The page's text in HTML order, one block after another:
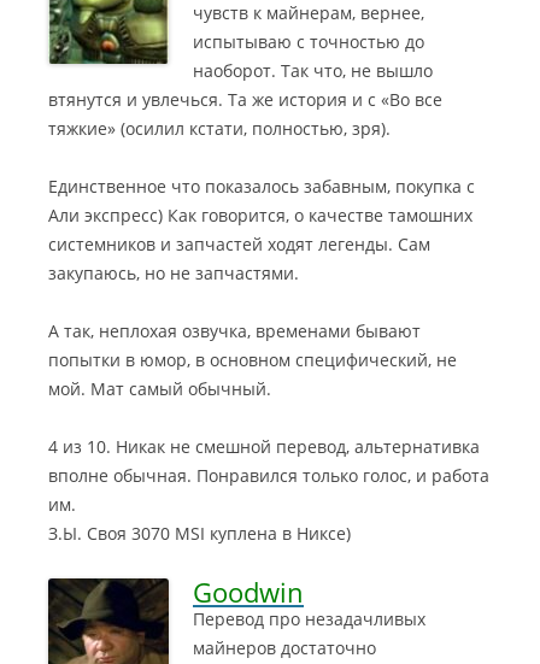
чувств к майнерам, вернее,
испытываю с точностью до
наоборот. Так что, не вышло
втянутся и увлечься. Та же история и с «Во все
тяжкие» (осилил кстати, полностью, зря).
Единственное что показалось забавным, покупка с
Али экспресс) Как говорится, о качестве тамошних
системников и запчастей ходят легенды. Сам
закупаюсь, но не запчастями.
А так, неплохая озвучка, временами бывают
попытки в юмор, в основном специфический, не
мой. Мат самый обычный.
4 из 10. Никак не смешной перевод, альтернативка
вполне обычная. Понравился только голос, и работа
им.
З.Ы. Своя 3070 MSI куплена в Никсе)
Goodwin
Перевод про незадачливых
майнеров достаточно